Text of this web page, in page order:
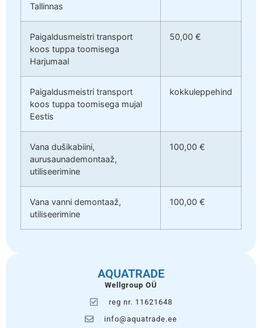
Tallinnas
Paigaldusmeistri transport
koos tuppa toomisega
Harjumaal
50,00 €
Paigaldusmeistri transport
koos tuppa toomisega mujal
Eestis
kokkuleppehind
Vana dušikabiini,
aurusaunademontaaž,
utiliseerimine
100,00 €
Vana vanni demontaaž,
utiliseerimine
100,00 €
AQUATRADE
Wellgroup OÜ
reg nr. 11621648
info@aquatrade.ee